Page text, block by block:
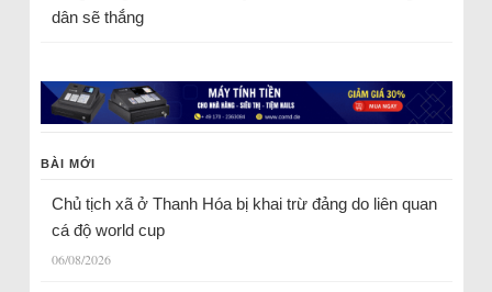
dân sẽ thắng
BÀI MỚI
Chủ tịch xã ở Thanh Hóa bị khai trừ đảng do liên quan
cá độ world cup
06/08/2026